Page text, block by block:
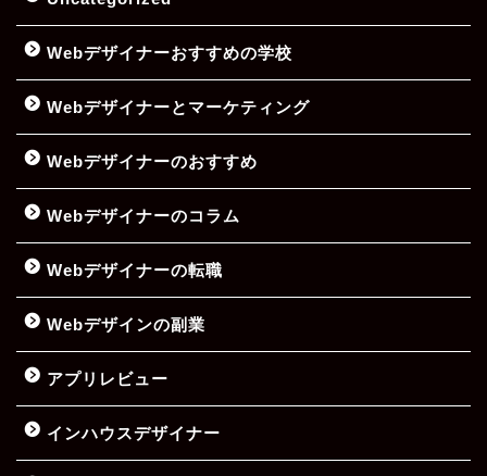
Webデザイナーおすすめの学校
Webデザイナーとマーケティング
Webデザイナーのおすすめ
Webデザイナーのコラム
Webデザイナーの転職
Webデザインの副業
アプリレビュー
インハウスデザイナー